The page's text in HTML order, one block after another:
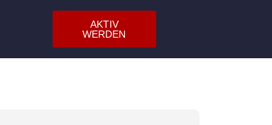
AKTIV
WERDEN